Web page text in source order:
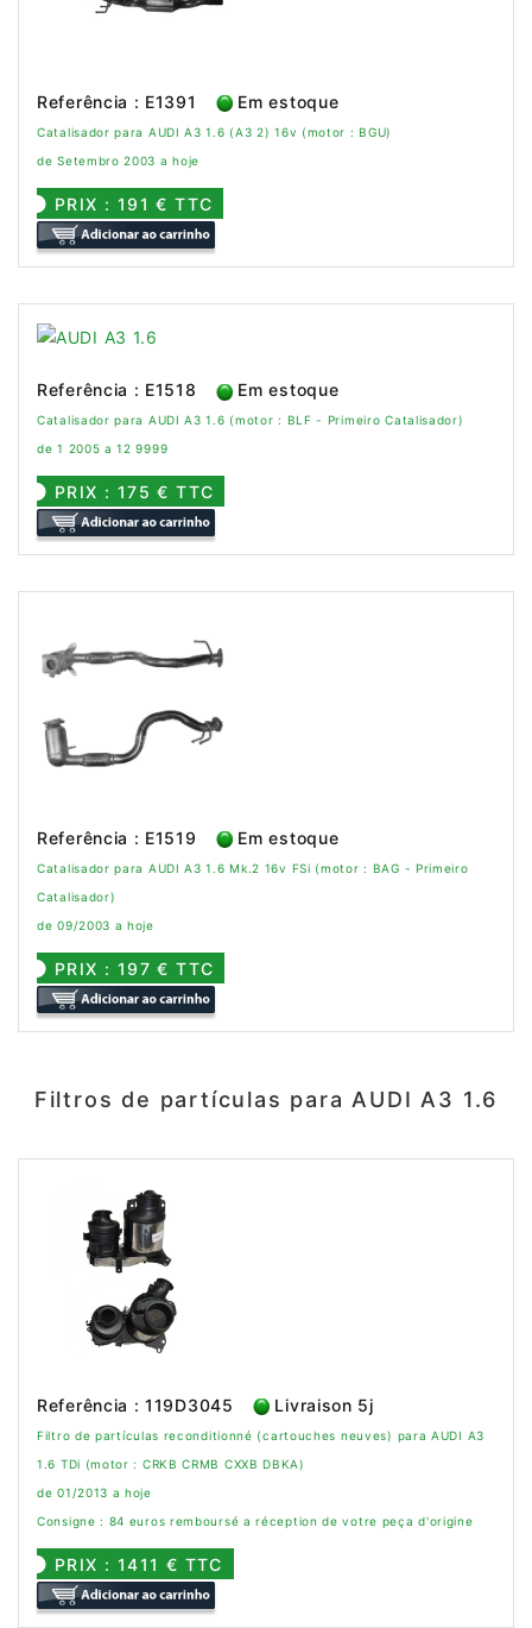
Referência : E1391 Em estoque
Catalisador para AUDI A3 1.6 (A3 2) 16v (motor : BGU)
de Setembro 2003 a hoje
PRIX : 191 € TTC
Referência : E1518 Em estoque
Catalisador para AUDI A3 1.6 (motor : BLF - Primeiro Catalisador)
de 1 2005 a 12 9999
PRIX : 175 € TTC
Referência : E1519 Em estoque
Catalisador para AUDI A3 1.6 Mk.2 16v FSi (motor : BAG - Primeiro
Catalisador)
de 09/2003 a hoje
PRIX : 197 € TTC
Filtros de partículas para AUDI A3 1.6
Referência : 119D3045 Livraison 5j
Filtro de partículas reconditionné (cartouches neuves) para AUDI A3
1.6 TDi (motor : CRKB CRMB CXXB DBKA)
de 01/2013 a hoje
Consigne : 84 euros remboursé a réception de votre peça d'origine
PRIX : 1411 € TTC